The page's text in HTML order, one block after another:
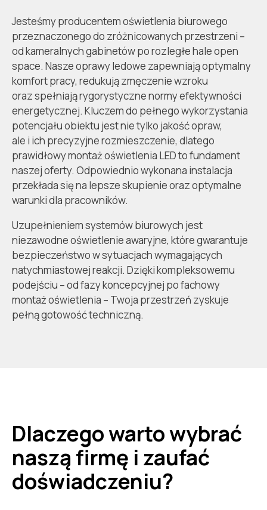
Jesteśmy producentem oświetlenia biurowego
przeznaczonego do zróżnicowanych przestrzeni –
od kameralnych gabinetów po rozległe hale open
space. Nasze oprawyledowe zapewniająoptymalny
komfortpracy, redukują zmęczenie wzroku
orazspełniająrygorystyczne normy efektywności
energetycznej. Kluczem do pełnego wykorzystania
potencjału obiektu jest nie tylko jakość opraw,
ale i ich precyzyjne rozmieszczenie, dlatego
prawidłowy montaż oświetlenia LED to fundament
naszej oferty. Odpowiednio wykonana instalacja
przekłada się na lepsze skupienie oraz optymalne
warunki dla pracowników.
Uzupełnieniem systemów biurowych jest
niezawodneoświetlenie awaryjne, które gwarantuje
bezpieczeństwo w sytuacjach wymagających
natychmiastowej reakcji. Dzięki kompleksowemu
podejściu – od fazy koncepcyjnej po fachowy
montaż oświetlenia – Twoja przestrzeń zyskuje
pełną gotowość techniczną.
Dlaczego warto wybrać
naszą firmę i zaufać
doświadczeniu?